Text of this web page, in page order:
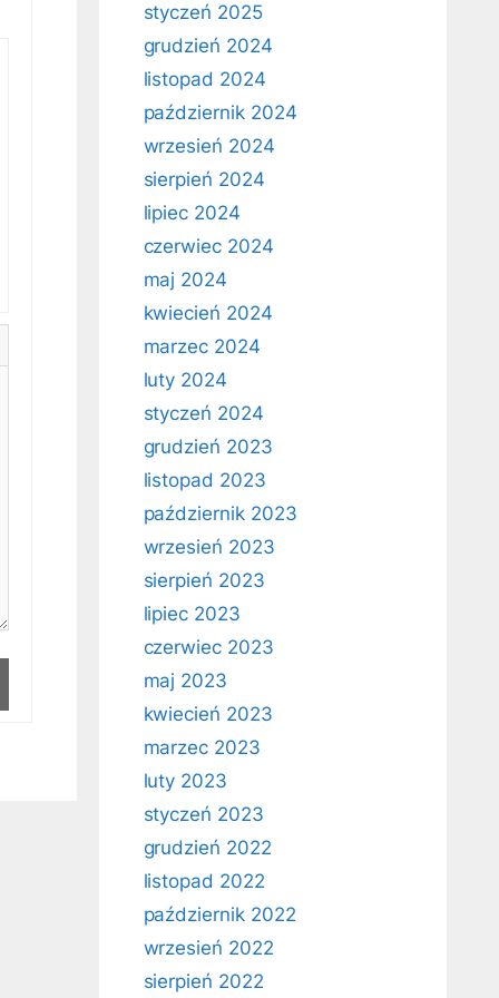
styczeń 2025
grudzień 2024
listopad 2024
październik 2024
wrzesień 2024
sierpień 2024
lipiec 2024
czerwiec 2024
maj 2024
kwiecień 2024
marzec 2024
luty 2024
styczeń 2024
grudzień 2023
listopad 2023
październik 2023
wrzesień 2023
sierpień 2023
lipiec 2023
czerwiec 2023
maj 2023
kwiecień 2023
marzec 2023
luty 2023
styczeń 2023
grudzień 2022
listopad 2022
październik 2022
wrzesień 2022
sierpień 2022